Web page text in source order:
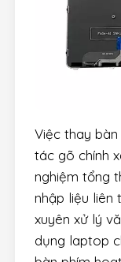
Việc thay
tác gõ chính
nghiệm tổng
nhập liệu liên
xuyên xử lý
dụng laptop